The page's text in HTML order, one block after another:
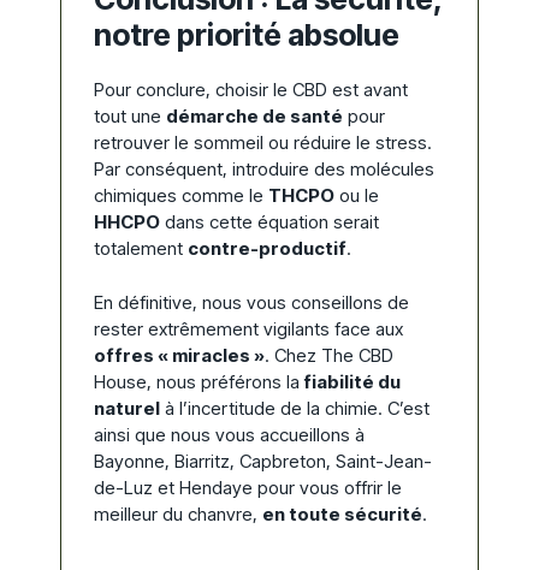
notre priorité absolue
Pour conclure, choisir le CBD est avant
tout une démarche de santé pour
retrouver le sommeil ou réduire le stress.
Par conséquent, introduire des molécules
chimiques comme le THCPO ou le
HHCPO dans cette équation serait
totalement contre-productif.
En définitive, nous vous conseillons de
rester extrêmement vigilants face aux
offres « miracles ». Chez The CBD
House, nous préférons la fiabilité du
naturel à l’incertitude de la chimie. C’est
ainsi que nous vous accueillons à
Bayonne, Biarritz, Capbreton, Saint-Jean-
de-Luz et Hendaye pour vous offrir le
meilleur du chanvre, en toute sécurité.